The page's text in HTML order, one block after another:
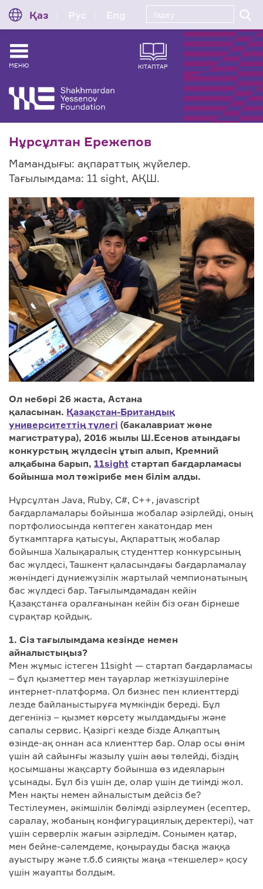
Қаз
МЕНЮ КІТАПТАР
Нұрсұлтан Ережепов
Мамандығы: ақпараттық жүйелер.
Тағылымдама: 11 sight, АҚШ.
Ол небәрі 26 жаста, Астана
қаласынан. Қазақстан-Британдық
университеттің түлегі (бакалавриат және
магистратура), 2016 жылы Ш.Есенов атындағы
конкурстың жүлдесін ұтып алып, Кремний
алқабына барып, 11sight стартап бағдарламасы
бойынша мол тәжірибе мен білім алды.
Нұрсұлтан Java, Ruby, C#, C++, javascript
бағдарламалары бойынша жобалар әзірлейді, оның
портфолиосында көптеген хакатондар мен
буткамптарға қатысуы, Ақпараттық жобалар
бойынша Халықаралық студенттер конкурсының
бас жүлдесі, Ташкент қаласындағы бағдарламалау
жөніндегі дүниежүзілік жартылай чемпионатының
бас жүлдесі бар. Тағылымдамадан кейін
Қазақстанға оралғанынан кейін біз оған бірнеше
сұрақтар қойдық.
1. Сіз тағылымдама кезінде немен
айналыстыңыз?
Мен жұмыс істеген 11sight — стартап бағдарламасы
– бұл қызметтер мен тауарлар жеткізушілеріне
интернет-платформа. Ол бизнес пен клиенттерді
лезде байланыстыруға мүмкіндік береді. Бұл
дегенініз – қызмет көрсету жылдамдығы және
сапалы сервис. Қазіргі кезде бізде Алқаптың
өзінде-ақ оннан аса клиенттер бар. Олар осы өнім
үшін ай сайынғы жазылу үшін аөы төлейді, біздің
қосымшаны жақсарту бойынша өз идеяларын
ұсынады. Бұл біз үшін де, олар үшін де тиімді жол.
Мен нақты немен айналыстым дейсіз бе?
Тестілеумен, әкімшілік бөлімді әзірлеумен (есептер,
саралау, жобаның конфигурациялық деректері), чат
үшін серверлік жағын әзірледім. Сонымен қатар,
мен бейне-сәлемдеме, қоңырауды басқа жаққа
ауыстыру және т.б.б сияқты жаңа «текшелер» қосу
үшін жауапты болдым.